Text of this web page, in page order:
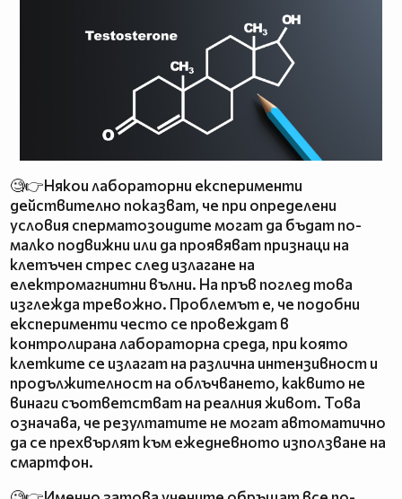
🧐👉Някои лабораторни експерименти
действително показват, че при определени
условия сперматозоидите могат да бъдат по-
малко подвижни или да проявяват признаци на
клетъчен стрес след излагане на
електромагнитни вълни. На пръв поглед това
изглежда тревожно. Проблемът е, че подобни
експерименти често се провеждат в
контролирана лабораторна среда, при която
клетките се излагат на различна интензивност и
продължителност на облъчването, каквито не
винаги съответстват на реалния живот. Това
означава, че резултатите не могат автоматично
да се прехвърлят към ежедневното използване на
смартфон.